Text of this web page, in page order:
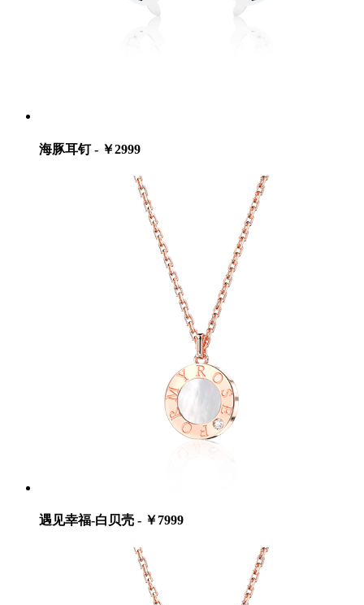
海豚耳钉 - ￥2999
遇见幸福-白贝壳 - ￥7999